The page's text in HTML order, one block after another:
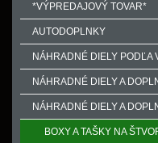
*VÝPREDAJOVÝ TOVAR*
AUTODOPLNKY
NÁHRADNÉ DIELY PODĽA
NÁHRADNÉ DIELY A
NÁHRADNÉ DIELY A
BOXY A TAŠKY NA